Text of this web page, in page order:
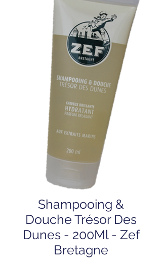
Shampooing &
Douche Trésor Des
Dunes - 200Ml - Zef
Bretagne